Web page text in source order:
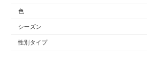
色
シーズン
性別タイプ